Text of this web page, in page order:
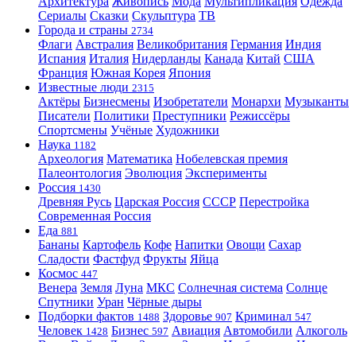
Сериалы Сказки Скульптура ТВ
Города и страны 2734
Флаги Австралия Великобритания Германия Индия
Испания Италия Нидерланды Канада Китай США
Франция Южная Корея Япония
Известные люди 2315
Актёры Бизнесмены Изобретатели Монархи Музыканты
Писатели Политики Преступники Режиссёры
Спортсмены Учёные Художники
Наука 1182
Археология Математика Нобелевская премия
Палеонтология Эволюция Эксперименты
Россия 1430
Древняя Русь Царская Россия СССР Перестройка
Современная Россия
Еда 881
Бананы Картофель Кофе Напитки Овощи Сахар
Сладости Фастфуд Фрукты Яйца
Космос 447
Венера Земля Луна МКС Солнечная система Солнце
Спутники Уран Чёрные дыры
Подборки фактов 1488 Здоровье 907 Криминал 547
Человек 1428 Бизнес 597 Авиация Автомобили Алкоголь